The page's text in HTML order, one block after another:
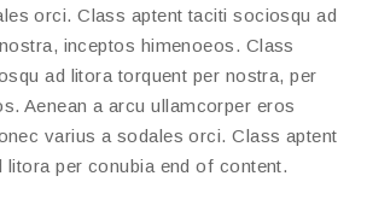
orci. Class aptent taciti sociosqu ad
inceptos himenoeos. Class
ad litora torquent per nostra, per
Aenean a arcu ullamcorper eros
varius a sodales orci. Class aptent
per conubia end of content.